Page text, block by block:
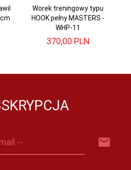
Worek treningowy typu
HOOK pełny MASTERS -
WHP-11
370,00 PLN
--